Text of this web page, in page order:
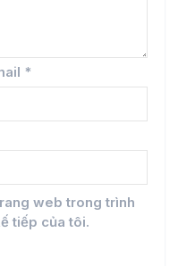
*
web trong trình
tiếp của tôi.